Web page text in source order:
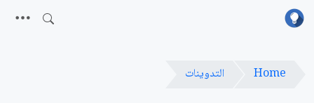
Home التدوينات